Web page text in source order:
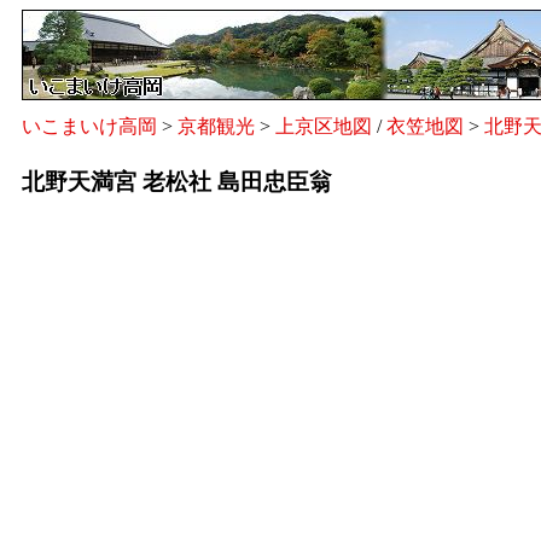
いこまいけ高岡 > 京都観光 > 上京区地図 /衣笠地図 > 北野
北野天満宮 老松社 島田忠臣翁